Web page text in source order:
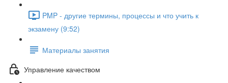
PMP - другие термины, процессы и что учить к
экзамену (9:52)
Материалы занятия
Управление качеством